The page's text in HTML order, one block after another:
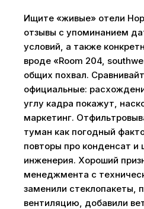
Ищите «живые» отели
отзывы с упоминанием
условий, а также
вроде «Room 204,
общих похвал.
официальные:
углу кадра покажут,
маркетинг.
туман как погодный
повторы про конденсат
инженерия. Хороший
менеджмента с
заменили стеклопакеты,
вентиляцию, добавили